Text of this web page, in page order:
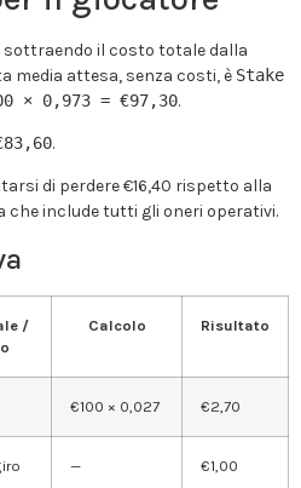
sottraendo il costo totale dalla
media attesa, senza costi, è Stake
× 0,973 = €97,30.
.
di perdere €16,40 rispetto alla
che include tutti gli oneri operativi.
/
Calcolo Risultato
€100 × 0,027 €2,70
— €1,00